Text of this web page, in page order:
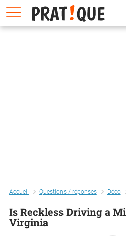
Accueil Questions / réponses Déco
Is Reckless Driving a
Virginia
E
m
a